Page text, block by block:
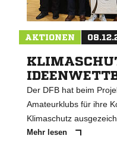
AKTIONEN
Der DFB hat beim
Amateurklubs für ihre
Klimaschutz
Mehr lesen